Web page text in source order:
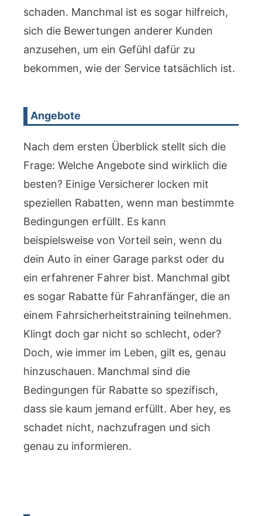
schaden. Manchmal ist es sogar hilfreich,
sich die Bewertungen anderer Kunden
anzusehen, um ein Gefühl dafür zu
bekommen, wie der Service tatsächlich ist.
Angebote
Nach dem ersten Überblick stellt sich die
Frage: Welche Angebote sind wirklich die
besten? Einige Versicherer locken mit
speziellen Rabatten, wenn man bestimmte
Bedingungen erfüllt. Es kann
beispielsweise von Vorteil sein, wenn du
dein Auto in einer Garage parkst oder du
ein erfahrener Fahrer bist. Manchmal gibt
es sogar Rabatte für Fahranfänger, die an
einem Fahrsicherheitstraining teilnehmen.
Klingt doch gar nicht so schlecht, oder?
Doch, wie immer im Leben, gilt es, genau
hinzuschauen. Manchmal sind die
Bedingungen für Rabatte so spezifisch,
dass sie kaum jemand erfüllt. Aber hey, es
schadet nicht, nachzufragen und sich
genau zu informieren.